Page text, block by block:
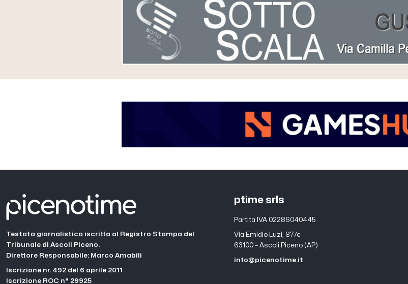
Testata giornalistica iscritta al Registro Stampa del
Tribunale di Ascoli Piceno.
Direttore Responsabile: Marco Amabili
Iscrizione nr. 492 del 6 aprile 2011
Iscrizione ROC n° 29925
ptime srls
Partita IVA 02286040445
Via Emidio Luzi, 87/c
63100 – Ascoli Piceno (AP)
info@picenotime.it